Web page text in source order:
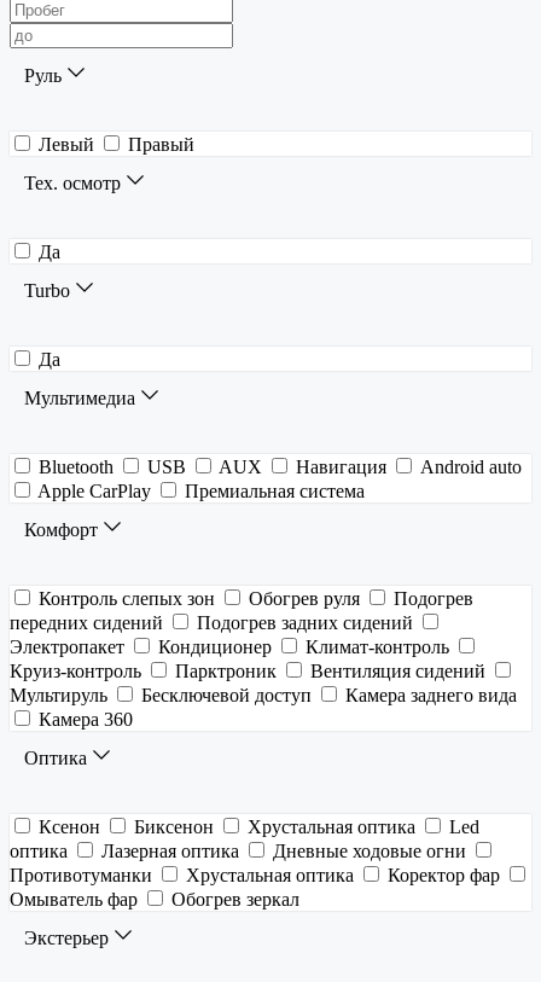
Руль
Левый
Правый
Тех. осмотр
Да
Turbo
Да
Мультимедиа
Bluetooth USB AUX Навигация
Android auto
Apple CarPlay
Премиальная система
Комфорт
Контроль слепых зон Обогрев руля
Подогрев
передних сидений
Подогрев задних сидений
Электропакет
Кондиционер
Климат-контроль
Круиз-контроль
Парктроник
Вентиляция сидений
Мультируль
Бесключевой доступ
Камера заднего вида
Камера 360
Оптика
Ксенон Биксенон Хрустальная оптика
Led
оптика
Лазерная оптика
Дневные ходовые огни
Противотуманки
Хрустальная оптика
Коректор фар
Омыватель фар
Обогрев зеркал
Экстерьер